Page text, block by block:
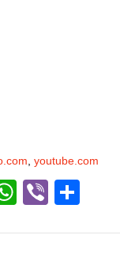
youtube.com
WhatsApp
Viber